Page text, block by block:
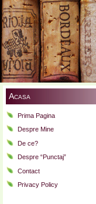
Acasa
Prima Pagina
Despre Mine
De ce?
Despre “Punctaj”
Contact
Privacy Policy